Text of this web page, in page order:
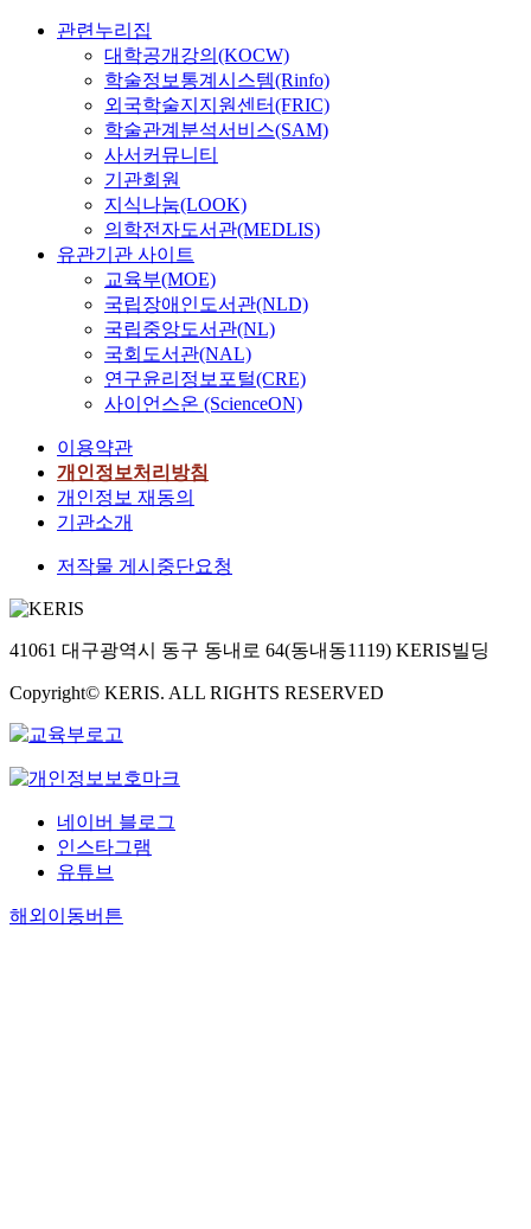
관련누리집
대학공개강의(KOCW)
학술정보통계시스템(Rinfo)
외국학술지지원센터(FRIC)
학술관계분석서비스(SAM)
사서커뮤니티
기관회원
지식나눔(LOOK)
의학전자도서관(MEDLIS)
유관기관 사이트
교육부(MOE)
국립장애인도서관(NLD)
국립중앙도서관(NL)
국회도서관(NAL)
연구윤리정보포털(CRE)
사이언스온 (ScienceON)
이용약관
개인정보처리방침
개인정보 재동의
기관소개
저작물 게시중단요청
41061 대구광역시 동구 동내로 64(동내동1119) KERIS빌딩
Copyright© KERIS. ALL RIGHTS RESERVED
네이버 블로그
인스타그램
유튜브
해외이동버튼